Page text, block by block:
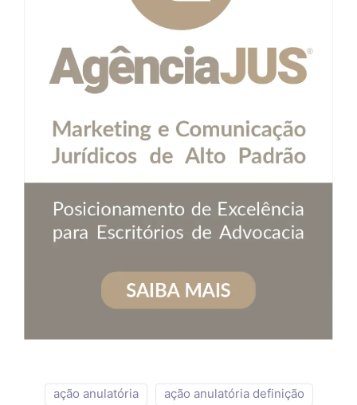
ação anulatória
ação anulatória definição